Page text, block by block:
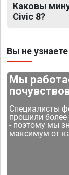
Каковы
Civic 8?
Вы не
Мы
Специалисты
прошили
- поэтому мы
максимум от